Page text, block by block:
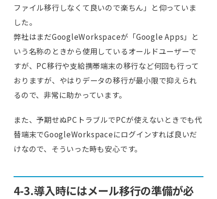
ファイル移行しなくて良いので楽ちん」と仰っていま
した。
弊社はまだGoogleWorkspaceが「Google Apps」と
いう名称のときから使用しているオールドユーザーで
すが、PC移行や支給携帯端末の移行など何回も行って
おりますが、やはりデータの移行が最小限で抑えられ
るので、非常に助かっています。
また、予期せぬPCトラブルでPCが使えないときでも代
替端末でGoogleWorkspaceにログインすれば良いだ
けなので、そういった時も安心です。
4-3.導入時にはメール移行の準備が必